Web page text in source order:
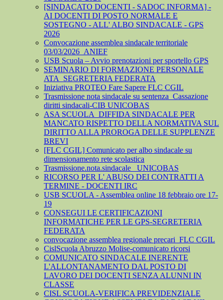
[SINDACATO DOCENTI - SADOC INFORMA] -
AI DOCENTI DI POSTO NORMALE E
SOSTEGNO - ALL' ALBO SINDACALE - GPS
2026
Convocazione assemblea sindacale territoriale
03/03/2026_ANIEF
USB Scuola – Avvio prenotazioni per sportello GPS
SEMINARIO DI FORMAZIONE PERSONALE
ATA_SEGRETERIA FEDERATA
Iniziativa PROTEO Fare Sapere FLC CGIL
Trasmissione nota sindacale su sentenza_Cassazione
diritti sindacali-CIB UNICOBAS
ASA SCUOLA_DIFFIDA SINDACALE PER
MANCATO RISPETTO DELLA NORMATIVA SUL
DIRITTO ALLA PROROGA DELLE SUPPLENZE
BREVI
[FLC CGIL] Comunicato per albo sindacale su
dimensionamento rete scolastica
Trasmissione.nota.sindacale _UNICOBAS
RICORSO PER L' ABUSO DEI CONTRATTI A
TERMINE - DOCENTI IRC
USB SCUOLA - Assemblea online 18 febbraio ore 17-
19
CONSEGUI LE CERTIFICAZIONI
INFORMATICHE PER LE GPS-SEGRETERIA
FEDERATA
convocazione assemblea regionale precari_FLC CGIL
CislScuola Abruzzo Molise-comunicato ricorsi
COMUNICATO SINDACALE INERENTE
L'ALLONTANAMENTO DAL POSTO DI
LAVORO DEI DOCENTI SENZA ALUNNI IN
CLASSE
CISL SCUOLA-VERIFICA PREVIDENZIALE